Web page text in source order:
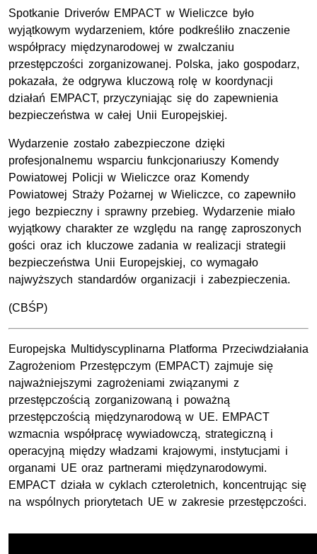
Spotkanie Driverów EMPACT w Wieliczce było
wyjątkowym wydarzeniem, które podkreśliło znaczenie
współpracy międzynarodowej w zwalczaniu
przestępczości zorganizowanej. Polska, jako gospodarz,
pokazała, że odgrywa kluczową rolę w koordynacji
działań EMPACT, przyczyniając się do zapewnienia
bezpieczeństwa w całej Unii Europejskiej.
Wydarzenie zostało zabezpieczone dzięki
profesjonalnemu wsparciu funkcjonariuszy Komendy
Powiatowej Policji w Wieliczce oraz Komendy
Powiatowej Straży Pożarnej w Wieliczce, co zapewniło
jego bezpieczny i sprawny przebieg. Wydarzenie miało
wyjątkowy charakter ze względu na rangę zaproszonych
gości oraz ich kluczowe zadania w realizacji strategii
bezpieczeństwa Unii Europejskiej, co wymagało
najwyższych standardów organizacji i zabezpieczenia.
(CBŚP)
Europejska Multidyscyplinarna Platforma Przeciwdziałania
Zagrożeniom Przestępczym (EMPACT) zajmuje się
najważniejszymi zagrożeniami związanymi z
przestępczością zorganizowaną i poważną
przestępczością międzynarodową w UE. EMPACT
wzmacnia współpracę wywiadowczą, strategiczną i
operacyjną między władzami krajowymi, instytucjami i
organami UE oraz partnerami międzynarodowymi.
EMPACT działa w cyklach czteroletnich, koncentrując się
na wspólnych priorytetach UE w zakresie przestępczości.